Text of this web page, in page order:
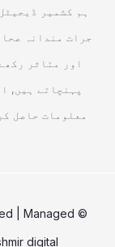
ہم کشمیر
جرات مندانہ
اور متاثر
پہنچاتے ہیں,
معلومات حاصل
| Managed
digital